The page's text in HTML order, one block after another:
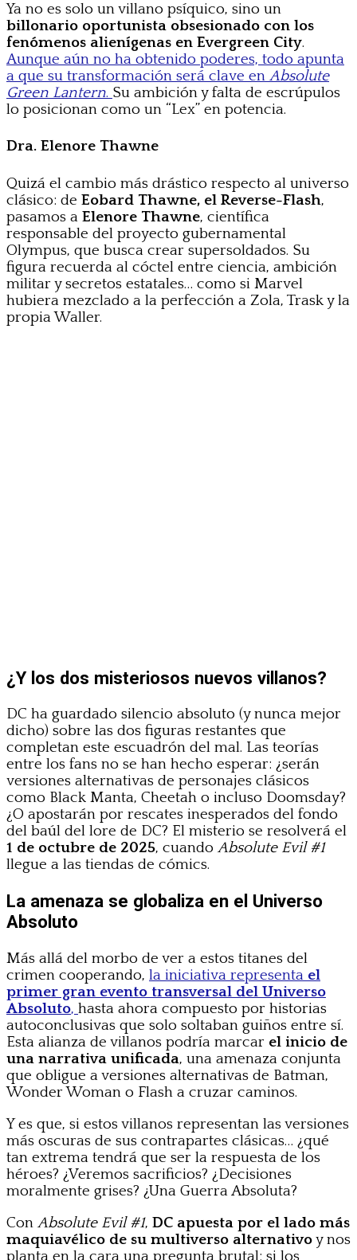
Ya no es solo un villano psíquico, sino un
billonario oportunista obsesionado con los
fenómenos alienígenas en Evergreen City.
Aunque aún no ha obtenido poderes, todo apunta
a que su transformación será clave enAbsolute
Green Lantern. Su ambición y falta de escrúpulos
lo posicionan como un “Lex” en potencia.
Dra. Elenore Thawne
Quizá el cambio más drástico respecto al universo
clásico: de Eobard Thawne, el Reverse-Flash,
pasamos a Elenore Thawne, científica
responsable del proyecto gubernamental
Olympus, que busca crear supersoldados. Su
figura recuerda al cóctel entre ciencia, ambición
militar y secretos estatales… como si Marvel
hubiera mezclado a la perfección a Zola, Trask y la
propia Waller.
¿Y los dos misteriosos nuevos villanos?
DC ha guardado silencio absoluto (y nunca mejor
dicho) sobre las dos figuras restantes que
completan este escuadrón del mal. Las teorías
entre los fans no se han hecho esperar: ¿serán
versiones alternativas de personajes clásicos
como Black Manta, Cheetah o incluso Doomsday?
¿O apostarán por rescates inesperados del fondo
del baúl del lore de DC? El misterio se resolverá el
1 de octubre de 2025, cuandoAbsolute Evil #1
llegue a las tiendas de cómics.
La amenaza se globaliza en el Universo
Absoluto
Más allá del morbo de ver a estos titanes del
crimen cooperando, la iniciativa representa el
primer gran evento transversal del Universo
Absoluto, hasta ahora compuesto por historias
autoconclusivas que solo soltaban guiños entre sí.
Esta alianza de villanos podría marcar el inicio de
una narrativa unificada, una amenaza conjunta
que obligue a versiones alternativas de Batman,
Wonder Woman o Flash a cruzar caminos.
Y es que, si estos villanos representan las versiones
más oscuras de sus contrapartes clásicas… ¿qué
tan extrema tendrá que ser la respuesta de los
héroes? ¿Veremos sacrificios? ¿Decisiones
moralmente grises? ¿Una Guerra Absoluta?
ConAbsolute Evil #1, DC apuesta por el lado más
maquiavélico de su multiverso alternativoy nos
planta en la cara una pregunta brutal: si los